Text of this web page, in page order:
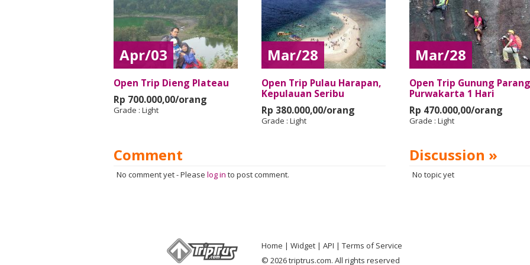
Apr/03
Open Trip Dieng Plateau
Rp 700.000,00/orang
Grade : Light
Mar/28
Open Trip Pulau Harapan,
Kepulauan Seribu
Rp 380.000,00/orang
Grade : Light
Mar/28
Open Trip Gunung Parang
Purwakarta 1 Hari
Rp 470.000,00/orang
Grade : Light
Comment
No comment yet-Please log in to post comment.
Discussion »
No topic yet
Home Widget API
Terms of Service
© 2026 triptrus.com. All rights reserved